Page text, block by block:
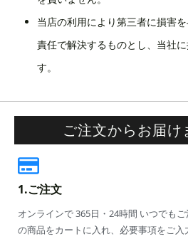
当店の利用により第三者に損害
責任で解決するものとし、当社
す。
ご注文からお届け
1.ご注文
オンラインで 365日・24時間 いつでも
の商品をカートに入れ、必要事項をご入